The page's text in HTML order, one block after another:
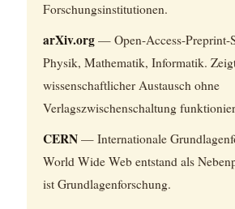
Forschungsinstitutionen.
arXiv.org — Open-Access-Preprint-
Physik, Mathematik, Informatik.
wissenschaftlicher Austausch ohne
Verlagszwischenschaltung
CERN — Internationale
World Wide Web entstand als
ist Grundlagenforschung.